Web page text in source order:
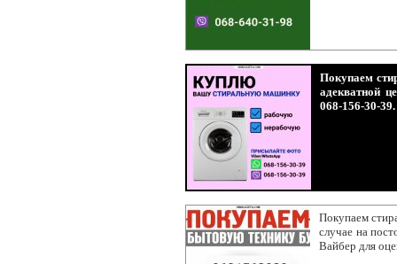
Покупаем
адекватной
068-156-30-39.
Покупаем
случае на
Вайбер для